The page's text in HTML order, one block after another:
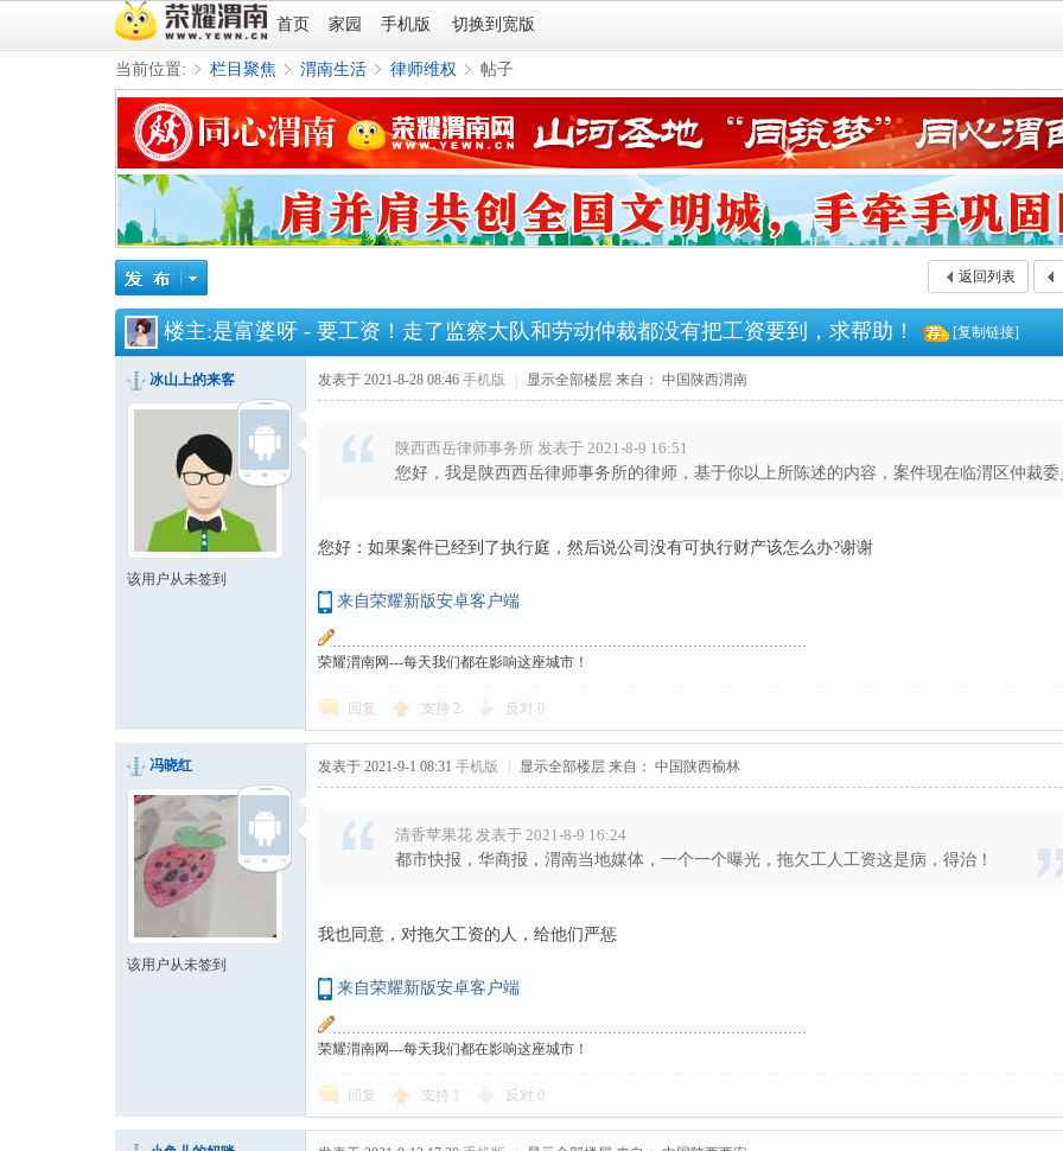
首页 家园 手机版 切换到宽版
当前位置:
»
栏目聚焦
›
渭南生活
›
律师维权
›
帖子
返回列表
楼主:是富婆呀 - 要工资！走了监察大队和劳动仲裁都没有把工资要到，求帮助！ [复制链接]
冰山上的来客
该用户从未签到
发表于 2021-8-28 08:46 手机版 显示全部楼层 来自： 中国陕西渭南
陕西西岳律师事务所 发表于 2021-8-9 16:51
您好，我是陕西西岳律师事务所的律师，基于你以上所陈述的内容，案件现在临渭区仲裁
您好：如果案件已经到了执行庭，然后说公司没有可执行财产该怎么办?谢谢
来自荣耀新版安卓客户端
荣耀渭南网---每天我们都在影响这座城市！
回复 支持 2 反对 0
冯晓红
该用户从未签到
发表于 2021-9-1 08:31 手机版 显示全部楼层 来自： 中国陕西榆林
清香苹果花 发表于 2021-8-9 16:24
都市快报，华商报，渭南当地媒体，一个一个曝光，拖欠工人工资这是病，得治！
我也同意，对拖欠工资的人，给他们严惩
来自荣耀新版安卓客户端
荣耀渭南网---每天我们都在影响这座城市！
回复 支持 反对 0